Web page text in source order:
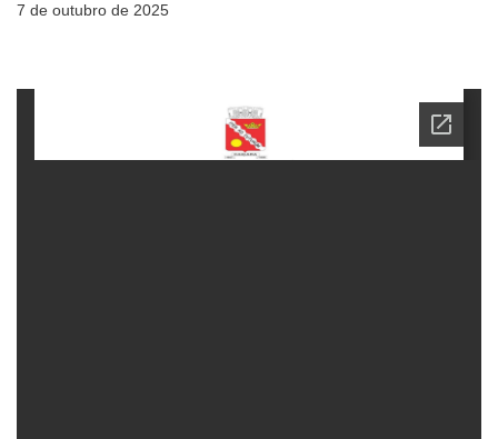
7 de outubro de 2025